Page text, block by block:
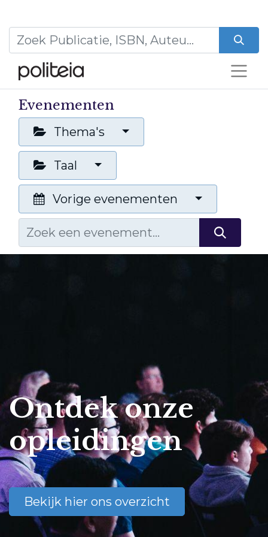
Evenementen
Thema's
Taal
Vorige evenementen
Ontdek onze
opleidingen
Bekijk hier ons overzicht